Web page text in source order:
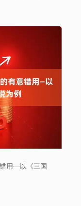
用—以《三国